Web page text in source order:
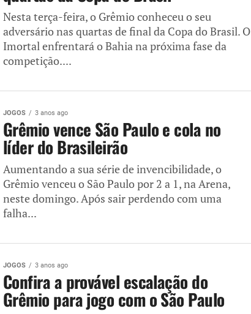
Nesta terça-feira, o Grêmio conheceu o seu
adversário nas quartas de final da Copa do Brasil. O
Imortal enfrentará o Bahia na próxima fase da
competição....
JOGOS 3 anos ago
Grêmio vence São Paulo e cola no
líder do Brasileirão
Aumentando a sua série de invencibilidade, o
Grêmio venceu o São Paulo por 2 a 1, na Arena,
neste domingo. Após sair perdendo com uma
falha...
JOGOS 3 anos ago
Confira a provável escalação do
Grêmio para jogo com o São Paulo